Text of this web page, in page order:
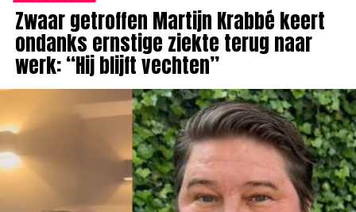
Zwaar getroffen Martijn Krabbé keert
ondanks ernstige ziekte terug naar
werk: “Hij blijft vechten”